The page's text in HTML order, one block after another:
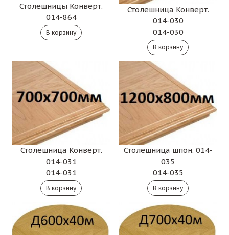
Столешницы Конверт.
014-864
Столешница Конверт.
014-030
014-030
Столешница Конверт.
014-031
014-031
Столешница шпон. 014-
035
014-035